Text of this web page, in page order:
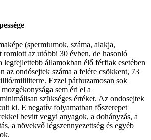
(spermiumok, száma, alakja,
romlott az utóbbi 30 évben, de hasonló
legfejlettebb államokban élő férfiak esetében
az ondósejtek száma a felére csökkent, 73
mililiterre. Ezzel párhuzamosan sok
sem éri el a
szükséges értéket. Az ondosejtek
ki. E negatív folyamatban főszerepet
bevitt vegyi anyagok, a dohányzás, a
a növekvő légszennyezettség és egyéb